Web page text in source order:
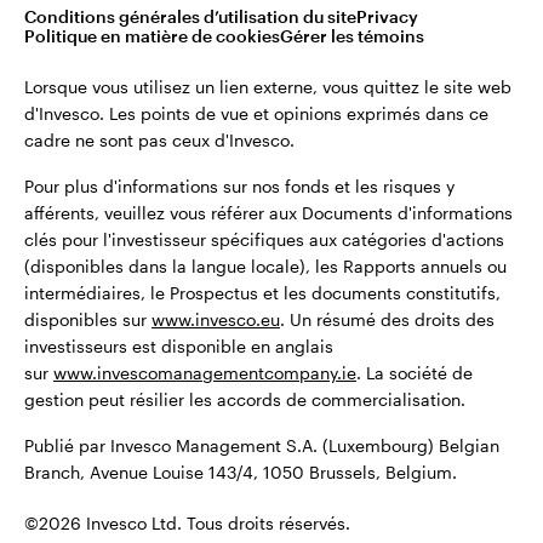
Belgique
Dutch
Contactez-nous
Restez connecté
Conditions générales d’utilisation du sitePrivacy
Politique en matière de cookiesGérer les témoins
Lorsque vous utilisez un lien externe, vous quittez le site web
d'Invesco. Les points de vue et opinions exprimés dans ce
cadre ne sont pas ceux d'Invesco.
Pour plus d'informations sur nos fonds et les risques y
afférents, veuillez vous référer aux Documents d'informations
clés pour l'investisseur spécifiques aux catégories d'actions
(disponibles dans la langue locale), les Rapports annuels ou
intermédiaires, le Prospectus et les documents constitutifs,
disponibles sur www.invesco.eu. Un résumé des droits des
investisseurs est disponible en anglais
sur www.invescomanagementcompany.ie. La société de
gestion peut résilier les accords de commercialisation.
Publié par Invesco Management S.A. (Luxembourg) Belgian
Branch, Avenue Louise 143/4, 1050 Brussels, Belgium.
©2026 Invesco Ltd. Tous droits réservés.